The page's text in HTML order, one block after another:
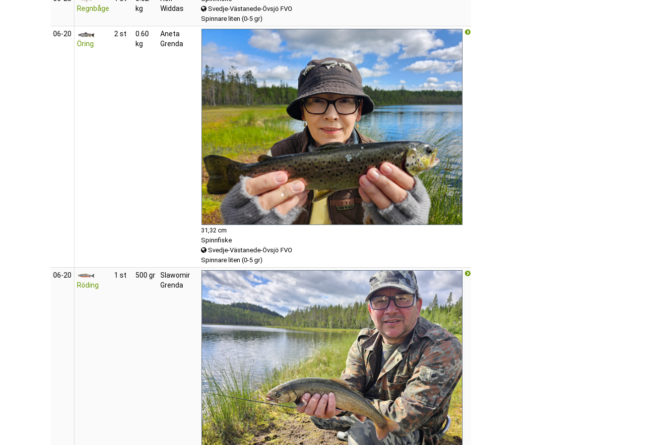
Regnbåge
kg
Widdas
Svedje-Västanede-Övsjö FVO
Spinnare liten (0-5 gr)
06‑20
Öring
2 st
0.60
kg
Aneta
Grenda
31,32 cm
Spinnfiske
Svedje-Västanede-Övsjö FVO
Spinnare liten (0-5 gr)
06‑20
Röding
1 st 500 gr
Slawomir
Grenda